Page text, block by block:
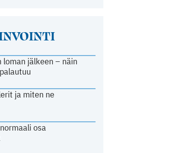
jälkeen – näin
ja miten ne
osa